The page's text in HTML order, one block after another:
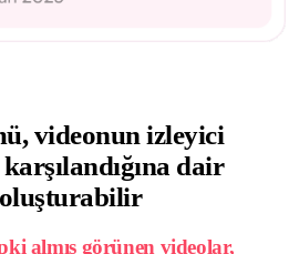
videonun izleyici
dair
almış görünen videolar,